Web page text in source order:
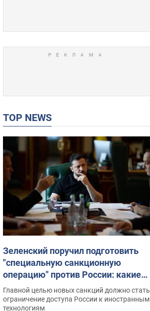
TOP NEWS
Зеленский поручил подготовить
"специальную санкционную
операцию" против России: какие
задачи поставил президент. Фото
Главной целью новых санкций должно стать
ограничение доступа России к иностранным
технологиям